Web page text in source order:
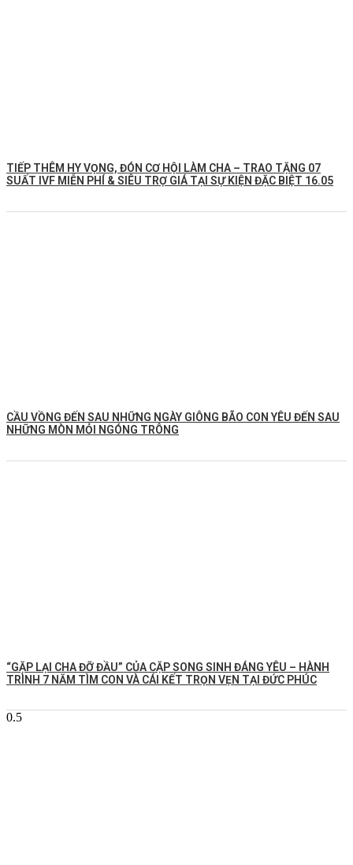
TIẾP THÊM HY VỌNG, ĐÓN CƠ HỘI LÀM CHA – TRAO TẶNG 07
SUẤT IVF MIỄN PHÍ & SIÊU TRỢ GIÁ TẠI SỰ KIỆN ĐẶC BIỆT 16.05
CẦU VỒNG ĐẾN SAU NHỮNG NGÀY GIÔNG BÃO CON YÊU ĐẾN SAU
NHỮNG MÒN MỎI NGÓNG TRÔNG
️“GẶP LẠI CHA ĐỠ ĐẦU” CỦA CẶP SONG SINH ĐÁNG YÊU – HÀNH
TRÌNH 7 NĂM TÌM CON VÀ CÁI KẾT TRỌN VẸN TẠI ĐỨC PHÚC